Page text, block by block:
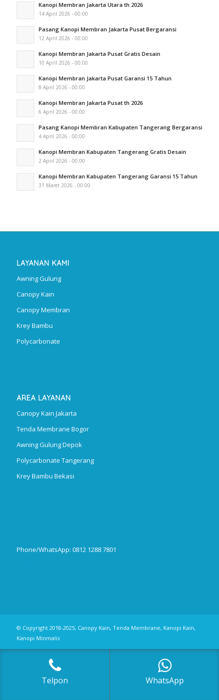
Kanopi Membran Jakarta Utara th 2026
14 April 2026 - 00:00
Pasang Kanopi Membran Jakarta Pusat Bergaransi
12 April 2026 - 00:00
Kanopi Membran Jakarta Pusat Gratis Desain
10 April 2026 - 00:00
Kanopi Membran Jakarta Pusat Garansi 15 Tahun
8 April 2026 - 00:00
Kanopi Membran Jakarta Pusat th 2026
6 April 2026 - 00:00
Pasang Kanopi Membran Kabupaten Tangerang Bergaransi
4 April 2026 - 00:00
Kanopi Membran Kabupaten Tangerang Gratis Desain
2 April 2026 - 00:00
Kanopi Membran Kabupaten Tangerang Garansi 15 Tahun
31 Maret 2026 - 00:00
LAYANAN KAMI
Awning Gulung
Canopy Kain
Canopy Membran
Krey Bambu
Polycarbonate
AREA LAYANAN
Canopy Kain Jakarta
Tenda Membrane Bogor
Awning Gulung Depok
Polycarbonate Tangerang
Krey Bambu Bekasi
Phone/WhatsApp: 0812 1288 7801
© Copyright 2018-2025, Canopy Kain, Tenda Membrane, Kanopi Kain,
Kanopi Minmalis
Telpon WhatsApp